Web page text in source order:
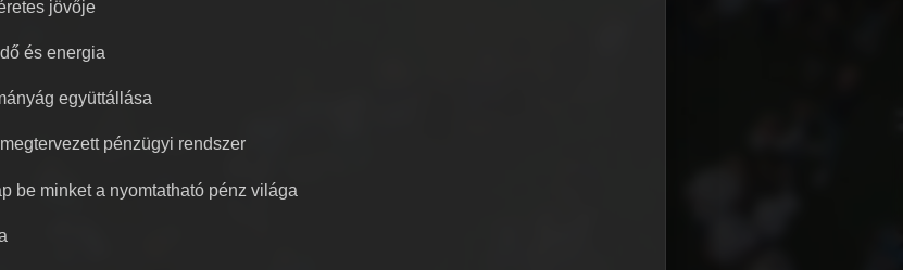
jövője
és energia
együttállása
pénzügyi rendszer
be minket a nyomtatható pénz világa